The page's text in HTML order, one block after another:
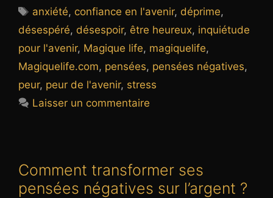
Étiquettes
anxiété, confiance en l'avenir, déprime,
désespéré, désespoir, être heureux, inquiétude
pour l'avenir, Magique life, magiquelife,
Magiquelife.com, pensées, pensées négatives,
peur, peur de l'avenir, stress
Laisser un commentaire
Comment transformer ses
pensées négatives sur l’argent ?